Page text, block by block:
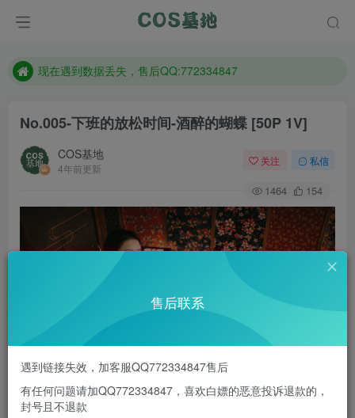
现在遇到数据丢失，售后QQ:772334847
防失联：百度搜索《趣画刊》，实时查看最新站点。
No.005-下班的放松时间-酒醉的蝴蝶 [50P 1V]
COS基地
4年前更新
关注 私信
1464 154
售后联系
遇到链接失效，加客服QQ772334847售后
有任何问题请加QQ772334847，喜欢白嫖的恶意投诉退款的，
封号且不退款